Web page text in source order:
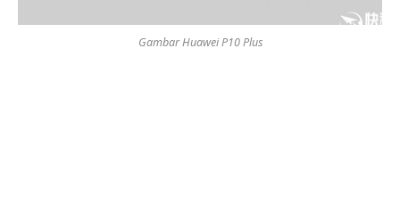
Gambar Huawei P10 Plus